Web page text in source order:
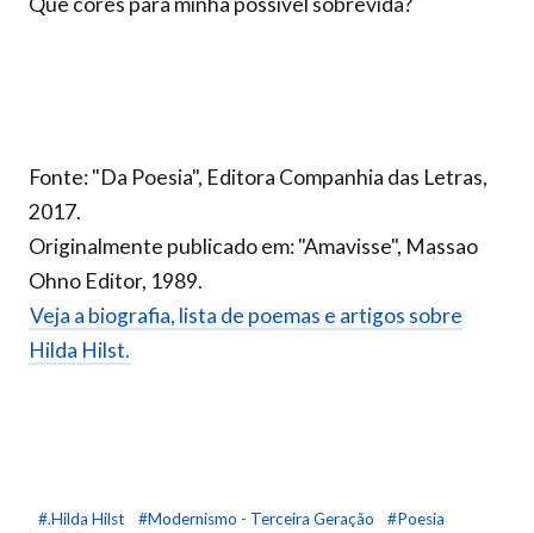
Fonte: "Da Poesia", Editora Companhia das Letras,
2017.
Originalmente publicado em: "Amavisse", Massao
Ohno Editor, 1989.
Veja a biografia, lista de poemas e artigos sobre
Hilda Hilst.
#.Hilda Hilst #Modernismo - Terceira Geração
#Poesia